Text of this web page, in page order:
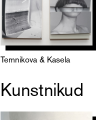
Temnikova & Kasela
Kunstnikud